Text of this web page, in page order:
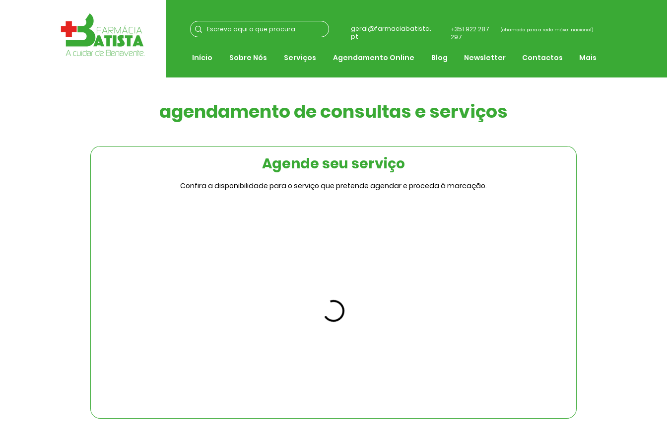
geral@farmaciabatista.
pt
(chamada para a rede móvel nacional)
+351 922 287
297
Início Sobre Nós Serviços Agendamento Online Blog Newsletter Contactos Mais
agendamento de consultas e serviços
Agende seu serviço
Confira a disponibilidade para o serviço que pretende agendar e proceda à marcação.